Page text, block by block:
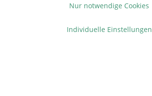
Informationen
Nur notwendige Cookies
Individuelle Einstellungen